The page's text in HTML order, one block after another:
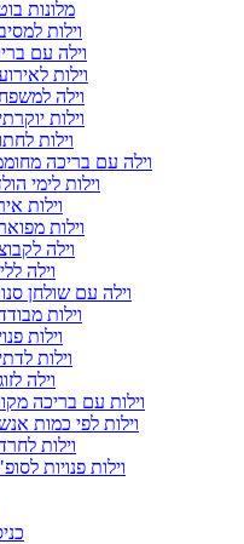
מלונות
וילות
וילה עם
וילות
וילה
וילות
וילות
וילה עם בריכה
וילות לימי
וילות
וילות
וילה
וילה
וילה עם שולחן
וילות
וילות
וילות
וילה
וילות עם בריכה
וילות לפי כמות
וילות
וילות פנויות